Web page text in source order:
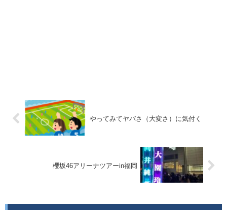
やってみてヤバさ（大変さ）に気付く
櫻坂46アリーナツアーin福岡